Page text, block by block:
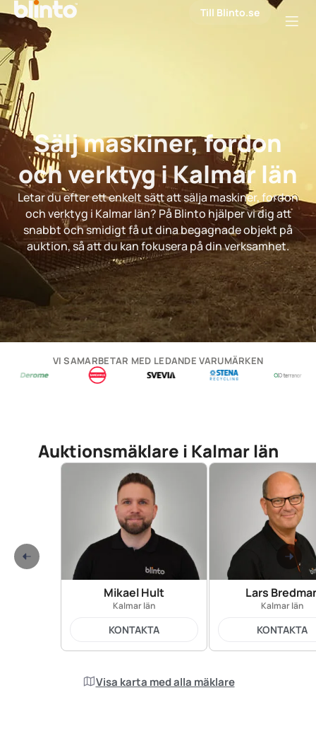
Till Blinto.se
Sälj maskiner, fordon
och verktyg i Kalmar län
Letar du efter ett enkelt sätt att sälja maskiner, fordon
och verktyg i Kalmar län? På Blinto hjälper vi dig att
snabbt och smidigt få ut dina begagnade objekt på
auktion, så att du kan fokusera på din verksamhet.
VI SAMARBETAR MED LEDANDE VARUMÄRKEN
Auktionsmäklare i Kalmar län
Visa karta med alla mäklare
Mikael Hult
Kalmar län
KONTAKTA
Lars
Kalmar län
KONTAKTA